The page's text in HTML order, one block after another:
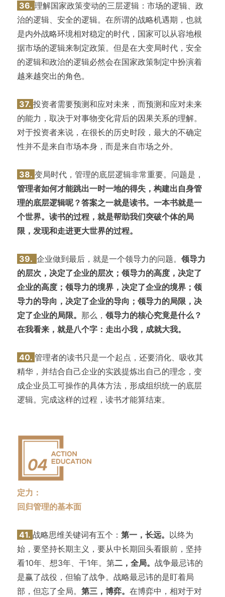
36. 理解国家政策变动的三层逻辑：市场的逻辑、政
治的逻辑、安全的逻辑。在所谓的战略机遇期，也就
是内外战略环境相对稳定的时代，国家可以从容地根
据市场的逻辑来制定政策。但是在大变局时代，安全
的逻辑和政治的逻辑必然会在国家政策制定中扮演着
越来越突出的角色。
37. 投资者需要预测和应对未来，而预测和应对未来
的能力，取决于对事物变化背后的因果关系的理解。
对于投资者来说，在很长的历史时段，最大的不确定
性并不是来自市场本身，而是来自市场之外。
38. 变局时代，管理的底层逻辑非常重要。问题是，
管理者如何才能跳出一时一地的得失，构建出自身管
理的底层逻辑呢？答案之一就是读书。一本书就是一
个世界。读书的过程，就是帮助我们突破个体的局
限，发现和走进更大世界的过程。
39. 企业做到最后，就是一个领导力的问题。 领导力
的层次，决定了企业的层次；领导力的高度，决定了
企业的高度；领导力的境界，决定了企业的境界；领
导力的导向，决定了企业的导向；领导力的局限，决
定了企业的局限。 那么， 领导力的核心究竟是什么？
在我看来，就是八个字：走出小我，成就大我。
40. 管理者的读书只是一个起点，还要消化、吸收其
精华，并结合自己企业的实践提炼出自己的理念，变
成企业员工可操作的具体方法，形成组织统一的底层
逻辑。完成这样的过程，读书才能算结束。
定力：
回归管理的基本面
41. 战略思维关键词有五个： 第一，长远。 以终为
始，要坚持长期主义，要从中长期回头看眼前，坚持
看10年、想3年、干1年。第二，全局。 战争最忌讳的
是赢了战役，但输了战争。战略最忌讳的是盯着局
部，但忘了全局。 第三，博弈。 在博弈中，相对于对